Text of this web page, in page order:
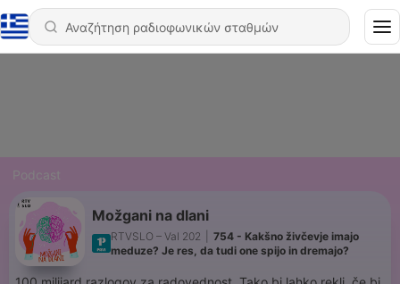
Podcast
Možgani na dlani
RTVSLO – Val 202
754 - Kakšno živčevje imajo
meduze? Je res, da tudi one spijo in dremajo?